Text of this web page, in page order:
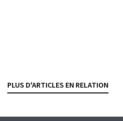
PLUS D'ARTICLES EN RELATION